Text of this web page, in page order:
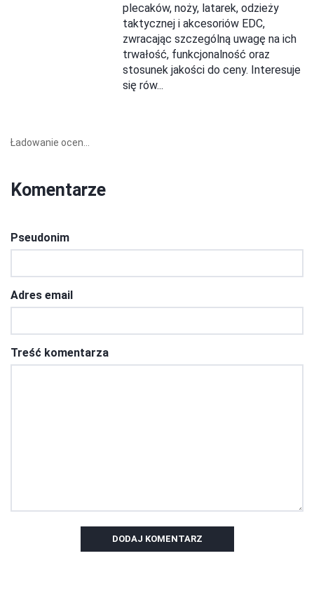
plecaków, noży, latarek, odzieży
taktycznej i akcesoriów EDC,
zwracając szczególną uwagę na ich
trwałość, funkcjonalność oraz
stosunek jakości do ceny. Interesuje
się rów...
Ładowanie ocen...
Komentarze
Pseudonim
Adres email
Treść komentarza
DODAJ KOMENTARZ